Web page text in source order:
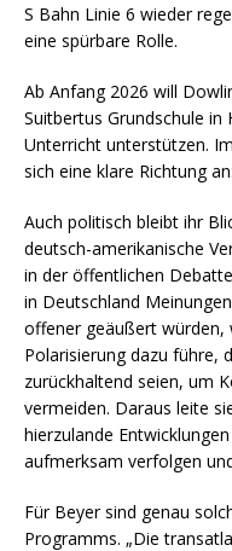
S Bahn Linie 6 wieder
eine spürbare Rolle.
Ab Anfang 2026 will
Suitbertus Grundschule
Unterricht unterstützen.
sich eine klare Richtung
Auch politisch bleibt ihr
deutsch-amerikanische
in der öffentlichen
in Deutschland
offener geäußert würden,
Polarisierung dazu führe,
zurückhaltend seien, um
vermeiden. Daraus leite
hierzulande
aufmerksam verfolgen
Für Beyer sind genau
Programms. „Die